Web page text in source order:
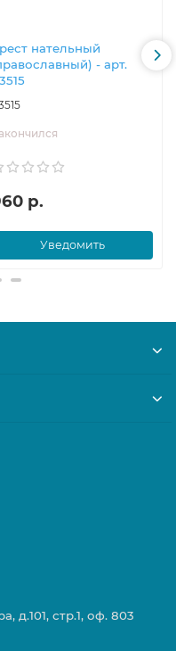
нательный
- арт.
р.
Уведомить
д.101, стр.1, оф. 803